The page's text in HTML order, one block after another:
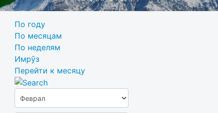
По году
По месяцам
По неделям
Имрӯз
Перейти к месяцу